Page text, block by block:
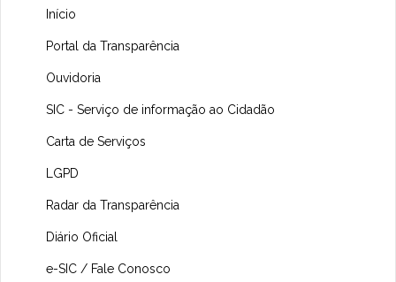
Início
Portal da Transparência
Ouvidoria
SIC - Serviço de informação ao Cidadão
Carta de Serviços
LGPD
Radar da Transparência
Diário Oficial
e-SIC / Fale Conosco